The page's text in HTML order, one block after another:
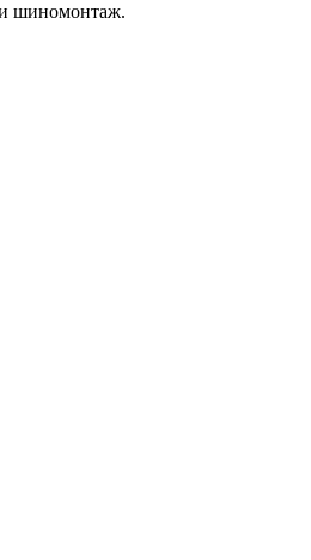
и шиномонтаж.